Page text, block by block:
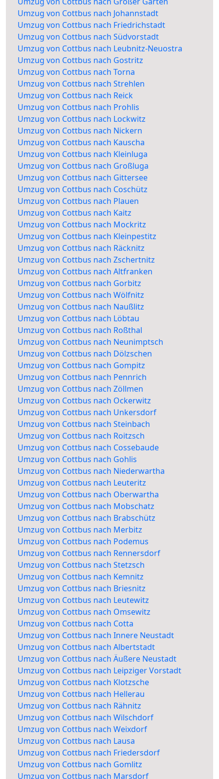
Umzug von Cottbus nach Johannstadt
Umzug von Cottbus nach Friedrichstadt
Umzug von Cottbus nach Südvorstadt
Umzug von Cottbus nach Leubnitz-Neuostra
Umzug von Cottbus nach Gostritz
Umzug von Cottbus nach Torna
Umzug von Cottbus nach Strehlen
Umzug von Cottbus nach Reick
Umzug von Cottbus nach Prohlis
Umzug von Cottbus nach Lockwitz
Umzug von Cottbus nach Nickern
Umzug von Cottbus nach Kauscha
Umzug von Cottbus nach Kleinluga
Umzug von Cottbus nach Großluga
Umzug von Cottbus nach Gittersee
Umzug von Cottbus nach Coschütz
Umzug von Cottbus nach Plauen
Umzug von Cottbus nach Kaitz
Umzug von Cottbus nach Mockritz
Umzug von Cottbus nach Kleinpestitz
Umzug von Cottbus nach Räcknitz
Umzug von Cottbus nach Zschertnitz
Umzug von Cottbus nach Altfranken
Umzug von Cottbus nach Gorbitz
Umzug von Cottbus nach Wölfnitz
Umzug von Cottbus nach Naußlitz
Umzug von Cottbus nach Löbtau
Umzug von Cottbus nach Roßthal
Umzug von Cottbus nach Neunimptsch
Umzug von Cottbus nach Dölzschen
Umzug von Cottbus nach Gompitz
Umzug von Cottbus nach Pennrich
Umzug von Cottbus nach Zöllmen
Umzug von Cottbus nach Ockerwitz
Umzug von Cottbus nach Unkersdorf
Umzug von Cottbus nach Steinbach
Umzug von Cottbus nach Roitzsch
Umzug von Cottbus nach Cossebaude
Umzug von Cottbus nach Gohlis
Umzug von Cottbus nach Niederwartha
Umzug von Cottbus nach Leuteritz
Umzug von Cottbus nach Oberwartha
Umzug von Cottbus nach Mobschatz
Umzug von Cottbus nach Brabschütz
Umzug von Cottbus nach Merbitz
Umzug von Cottbus nach Podemus
Umzug von Cottbus nach Rennersdorf
Umzug von Cottbus nach Stetzsch
Umzug von Cottbus nach Kemnitz
Umzug von Cottbus nach Briesnitz
Umzug von Cottbus nach Leutewitz
Umzug von Cottbus nach Omsewitz
Umzug von Cottbus nach Cotta
Umzug von Cottbus nach Innere Neustadt
Umzug von Cottbus nach Albertstadt
Umzug von Cottbus nach Äußere Neustadt
Umzug von Cottbus nach Leipziger Vorstadt
Umzug von Cottbus nach Klotzsche
Umzug von Cottbus nach Hellerau
Umzug von Cottbus nach Rähnitz
Umzug von Cottbus nach Wilschdorf
Umzug von Cottbus nach Weixdorf
Umzug von Cottbus nach Lausa
Umzug von Cottbus nach Friedersdorf
Umzug von Cottbus nach Gomlitz
Umzug von Cottbus nach Marsdorf